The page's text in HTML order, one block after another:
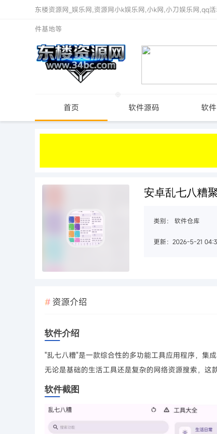
东楼资源网_娱乐网,资源网小k娱乐网,小k网,小刀娱乐网,qq
件基地等
首页 软件源码 软
安卓乱七八糟
类别： 软件仓库
更新：2026-5-21
资源介绍
软件介绍
"乱七八糟"是一款综合性的多功能工具应用程序，集
无论是基础的生活工具还是复杂的网络资源搜索，这
软件截图